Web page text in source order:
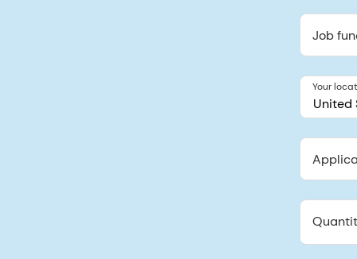
Job
United
Your